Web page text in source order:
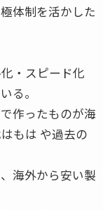
体制を活かした
・スピード化
る。
作ったものが海
もは や過去の
海外から安い製